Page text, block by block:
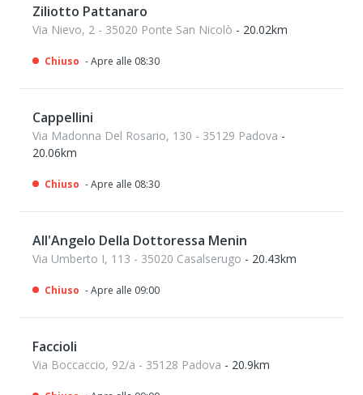
Ziliotto Pattanaro
Via Nievo, 2 - 35020 Ponte San Nicolò - 20.02km
Chiuso - Apre alle 08:30
Cappellini
Via Madonna Del Rosario, 130 - 35129 Padova -
20.06km
Chiuso - Apre alle 08:30
All'Angelo Della Dottoressa Menin
Via Umberto I, 113 - 35020 Casalserugo - 20.43km
Chiuso - Apre alle 09:00
Faccioli
Via Boccaccio, 92/a - 35128 Padova - 20.9km